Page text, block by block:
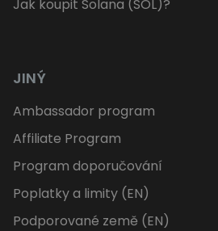
Jak koupit Solana (SOL)?
JINÝ
Ambassador program
Affiliate Program
Program doporučování
Poplatky a limity (EN)
Podporované země (EN)